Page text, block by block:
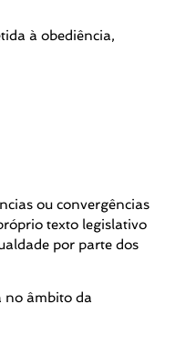
à obediência,
ou convergências
texto legislativo
por parte dos
no âmbito da